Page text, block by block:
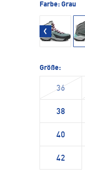
Farbe: Grau
Größe:
36
38
40
42